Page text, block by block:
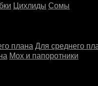
Цихлиды Сомы
плана Для среднего
Мох и папоротники